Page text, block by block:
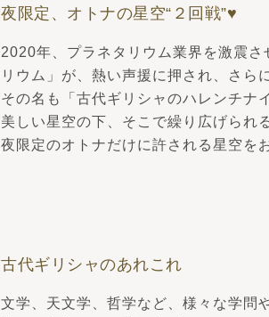
夜限定、オトナの星空“２回戦”♥
2020年、プラネタリウム業界を激震
リウム」が、熱い声援に押され、さら
その名も「古代ギリシャのハレンチナ
美しい星空の下、そこで繰り広げられ
夜限定のオトナだけに許される星空を
古代ギリシャのあれこれ
文学、天文学、哲学など、様々な学問